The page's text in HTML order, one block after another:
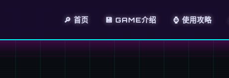
🔎 首页 💾 GAME介绍 ⌚ 使用攻略